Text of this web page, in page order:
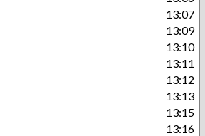
13:07
13:09
13:10
13:11
13:12
13:13
13:15
13:16